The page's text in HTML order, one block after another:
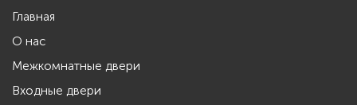
Главная
О нас
Межкомнатные двери
Входные двери